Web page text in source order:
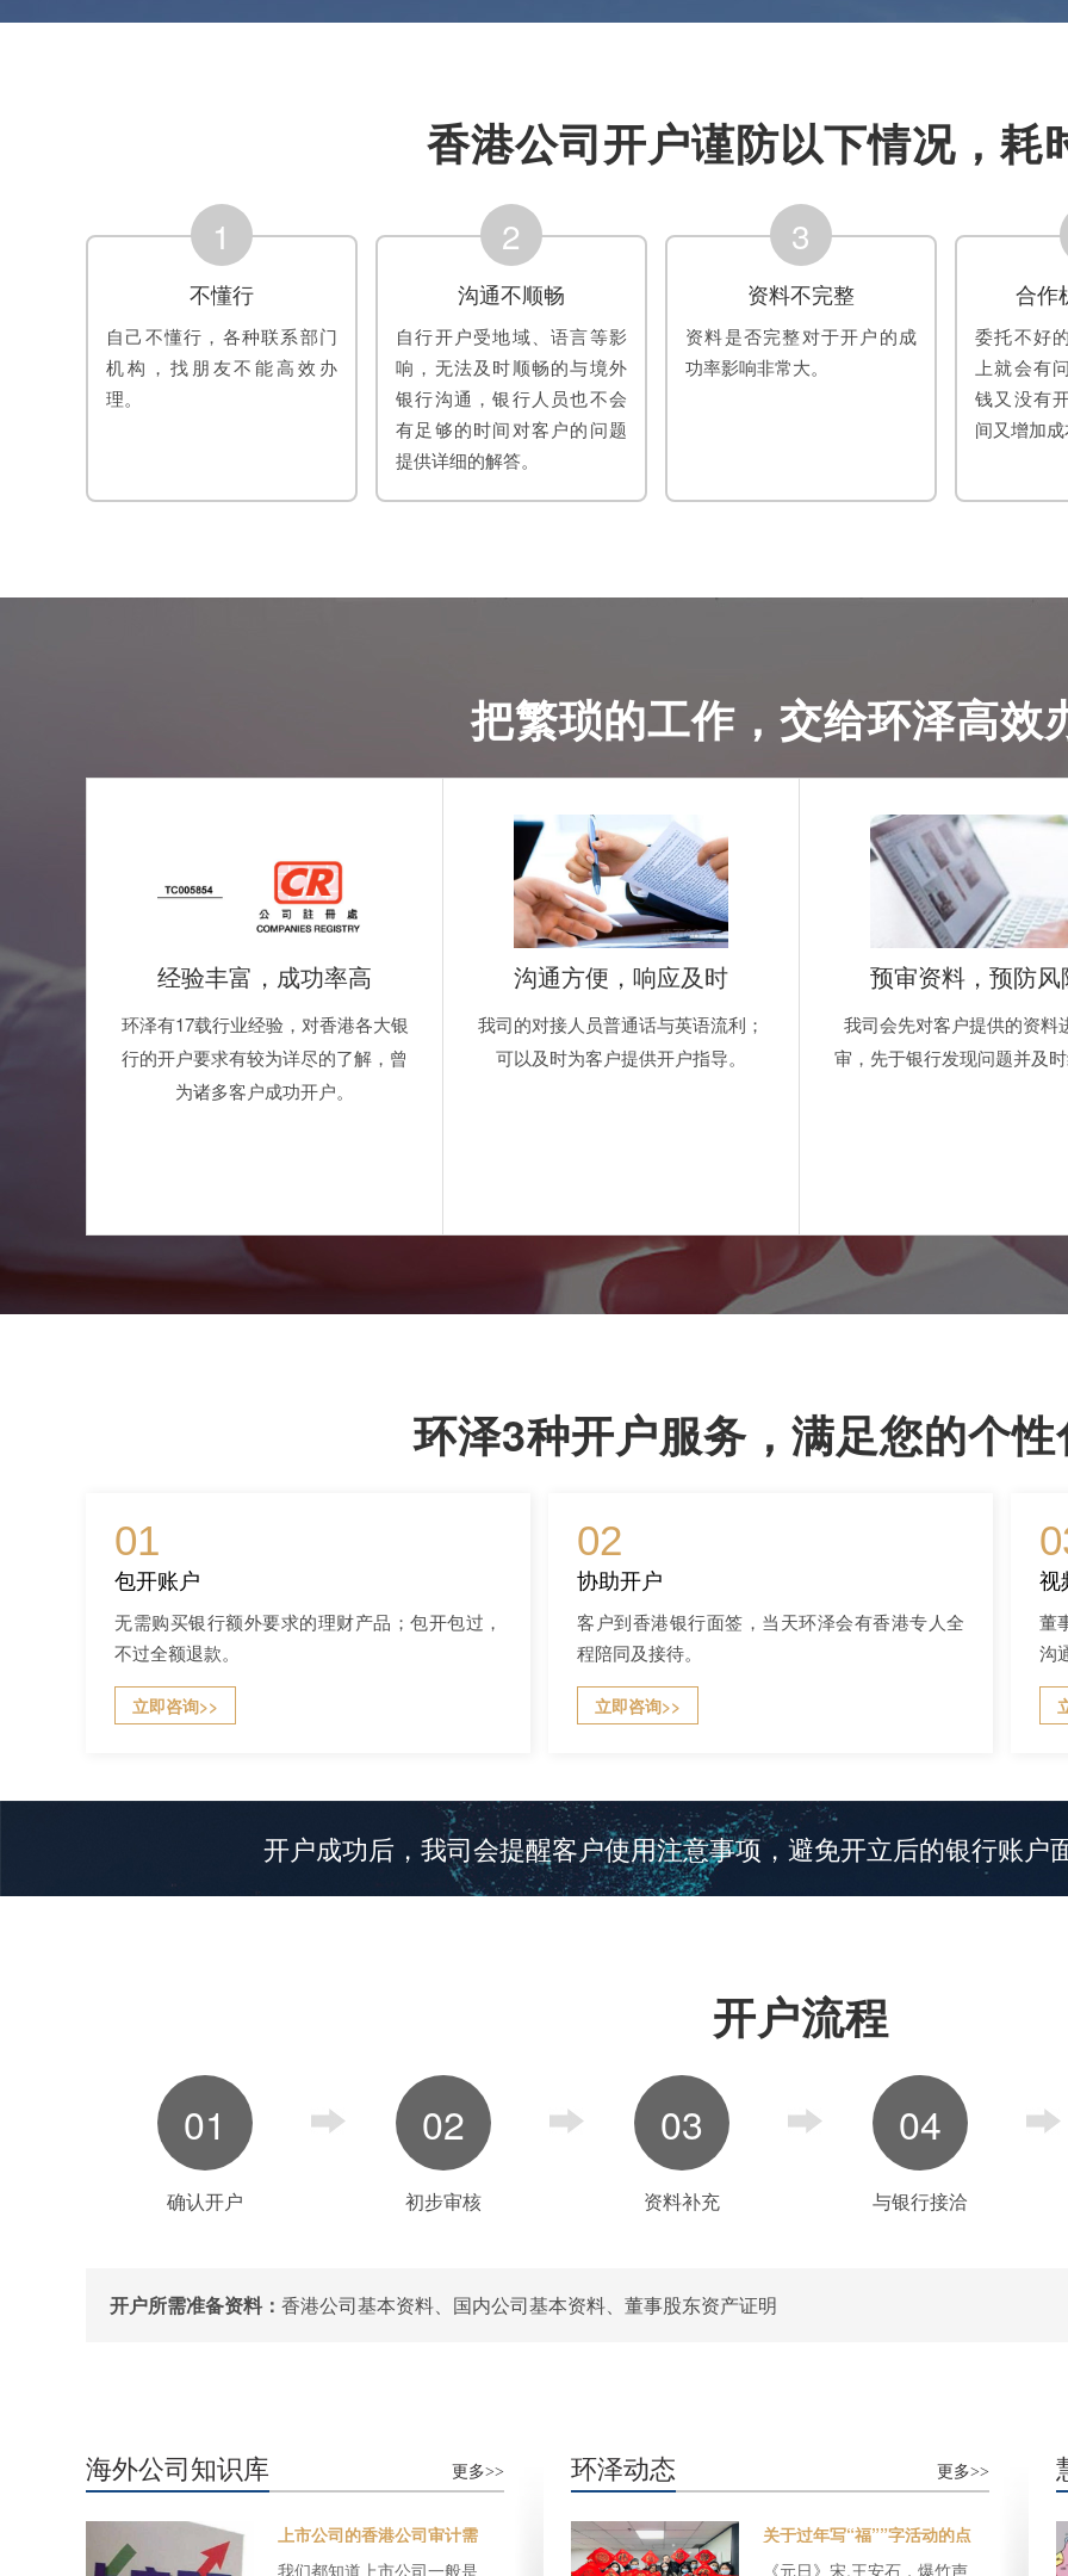
香港公司开户谨防以下情况，耗
1
不懂行
自己不懂行，各种联系部门
机构，找朋友不能高效办
理。
2
沟通不顺畅
自行开户受地域、语言等影
响，无法及时顺畅的与境外
银行沟通，银行人员也不会
有足够的时间对客户的问题
提供详细的解答。
3
资料不完整
资料是否完整对于开户的成
功率影响非常大。
合作
委托不好
上就会有
钱又没有
间又增加
把繁琐的工作，交给环泽高效
经验丰富，成功率高
环泽有17载行业经验，对香港各大银
行的开户要求有较为详尽的了解，曾
为诸多客户成功开户。
沟通方便，响应及时
我司的对接人员普通话与英语流利；
可以及时为客户提供开户指导。
预审资料，预防风
我司会先对客户提供的资料
审，先于银行发现问题并及
环泽3种开户服务，满足您的个
01
包开账户
无需购买银行额外要求的理财产品；包开包过，
不过全额退款。
立即咨询>>
02
协助开户
客户到香港银行面签，当天环泽会有香港专人全
程陪同及接待。
立即咨询>>
视
董
沟
开户成功后，我司会提醒客户使用注意事项，避免开立后的银行账户
开户流程
01
确认开户
02
初步审核
03
资料补充
04
与银行接洽
开户所需准备资料： 香港公司基本资料、国内公司基本资料、董事股东资产证明
更多>>
海外公司知识库
上市公司的香港公司审计需
要注意什么？
我们都知道上市公司一般是
更多>>
环泽动态
关于过年写“福””字活动的点
滴感悟！
《元日》宋.王安石，爆竹声